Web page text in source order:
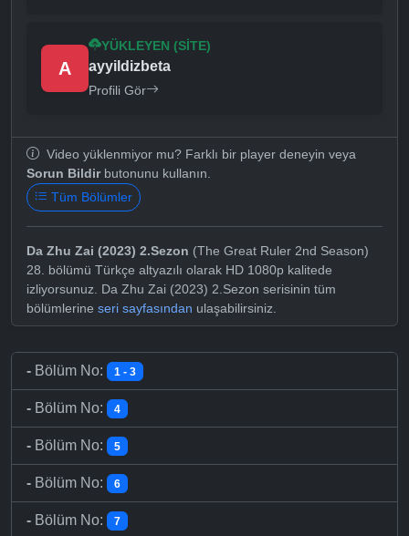
A
YÜKLEYEN (SITE)
ayyildizbeta
Profili Gör
Video yüklenmiyor mu? Farklı bir player deneyin veya
Sorun Bildirbutonunu kullanın.
Tüm Bölümler
Da Zhu Zai (2023) 2.Sezon (The Great Ruler 2nd Season)
28. bölümü Türkçe altyazılı olarak HD 1080p kalitede
izliyorsunuz. Da Zhu Zai (2023) 2.Sezon serisinin tüm
bölümlerine seri sayfasından ulaşabilirsiniz.
- Bölüm No: 1 - 3
- Bölüm No: 4
- Bölüm No: 5
- Bölüm No: 6
- Bölüm No: 7